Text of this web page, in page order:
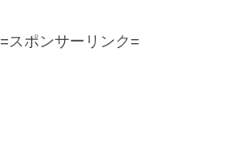
=スポンサーリンク=